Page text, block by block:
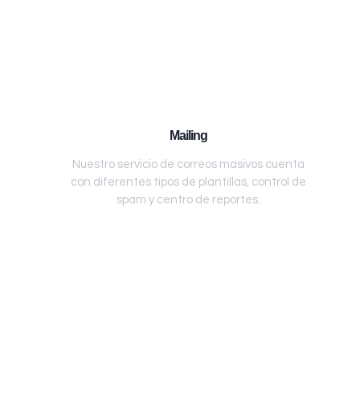
Mailing
Nuestro servicio de correos masivos cuenta
con diferentes tipos de plantillas, control de
spam y centro de reportes.